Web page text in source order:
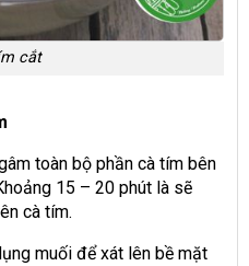
cắt
toàn bộ phần cà tím bên
15 – 20 phút là sẽ
cà tím.
muối để xát lên bề mặt